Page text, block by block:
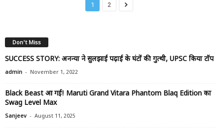
1 2
Don't Miss
SUCCESS STORY: अनन्या ने सुलझाई पढ़ाई के घंटों की गुत्थी, UPSC किया टॉप
admin - November 1, 2022
Black Beast आ गई! Maruti Grand Vitara Phantom Blaq Edition का
Swag Level Max
Sanjeev - August 11, 2025